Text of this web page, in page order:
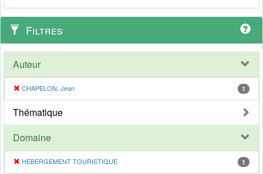
Filtres
Auteur
CHAPELON, Jean 1
Thématique
Domaine
HEBERGEMENT TOURISTIQUE 1